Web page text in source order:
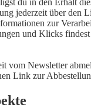
du in den Erhalt
jederzeit über den
zur
und Klicks findest
vom Newsletter
Link zur